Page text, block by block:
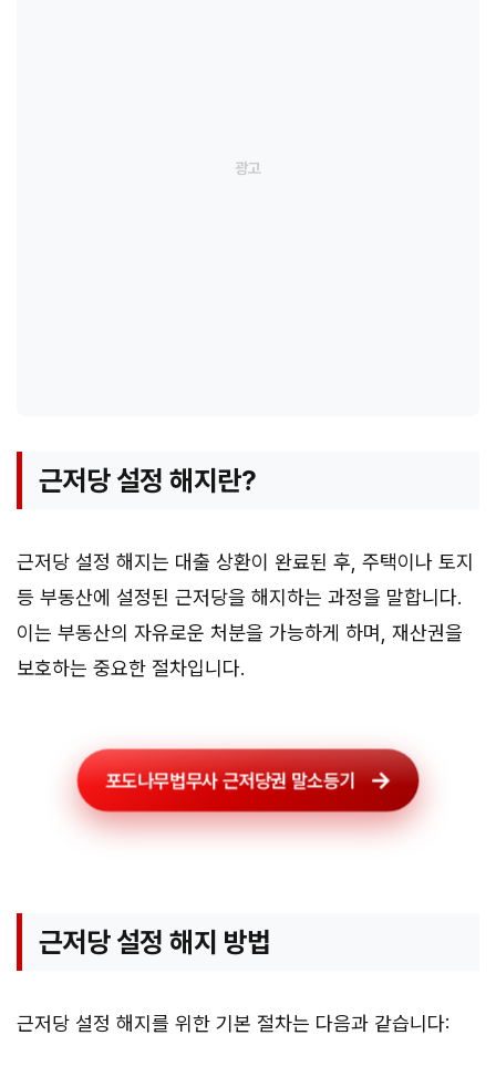
근저당 설정 해지란?
근저당 설정 해지는 대출 상환이 완료된 후, 주택이나 토지
등 부동산에 설정된 근저당을 해지하는 과정을 말합니다.
이는 부동산의 자유로운 처분을 가능하게 하며, 재산권을
보호하는 중요한 절차입니다.
포도나무법무사 근저당권 말소등기
근저당 설정 해지 방법
근저당 설정 해지를 위한 기본 절차는 다음과 같습니다: